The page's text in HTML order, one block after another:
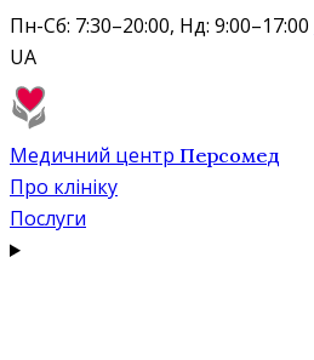
Пн-Сб: 7:30–20:00, Нд: 9:00–17:00
UA
Медичний центр Персомед
Про клініку
Послуги